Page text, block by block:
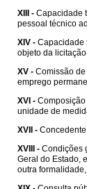
XIII - Capacidade
pessoal técnico
XIV - Capacidade
objeto da
XV - Comissão
emprego
XVI -
unidade de
XVII -
XVIII - Condições
Geral do Estado,
outra